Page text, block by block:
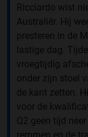
Ricciardo wist
Australiër. Hij
presteren in de
lastige dag.
vroegtijdig
onder zijn stoel
de kant zetten.
voor de
Q2 geen tijd